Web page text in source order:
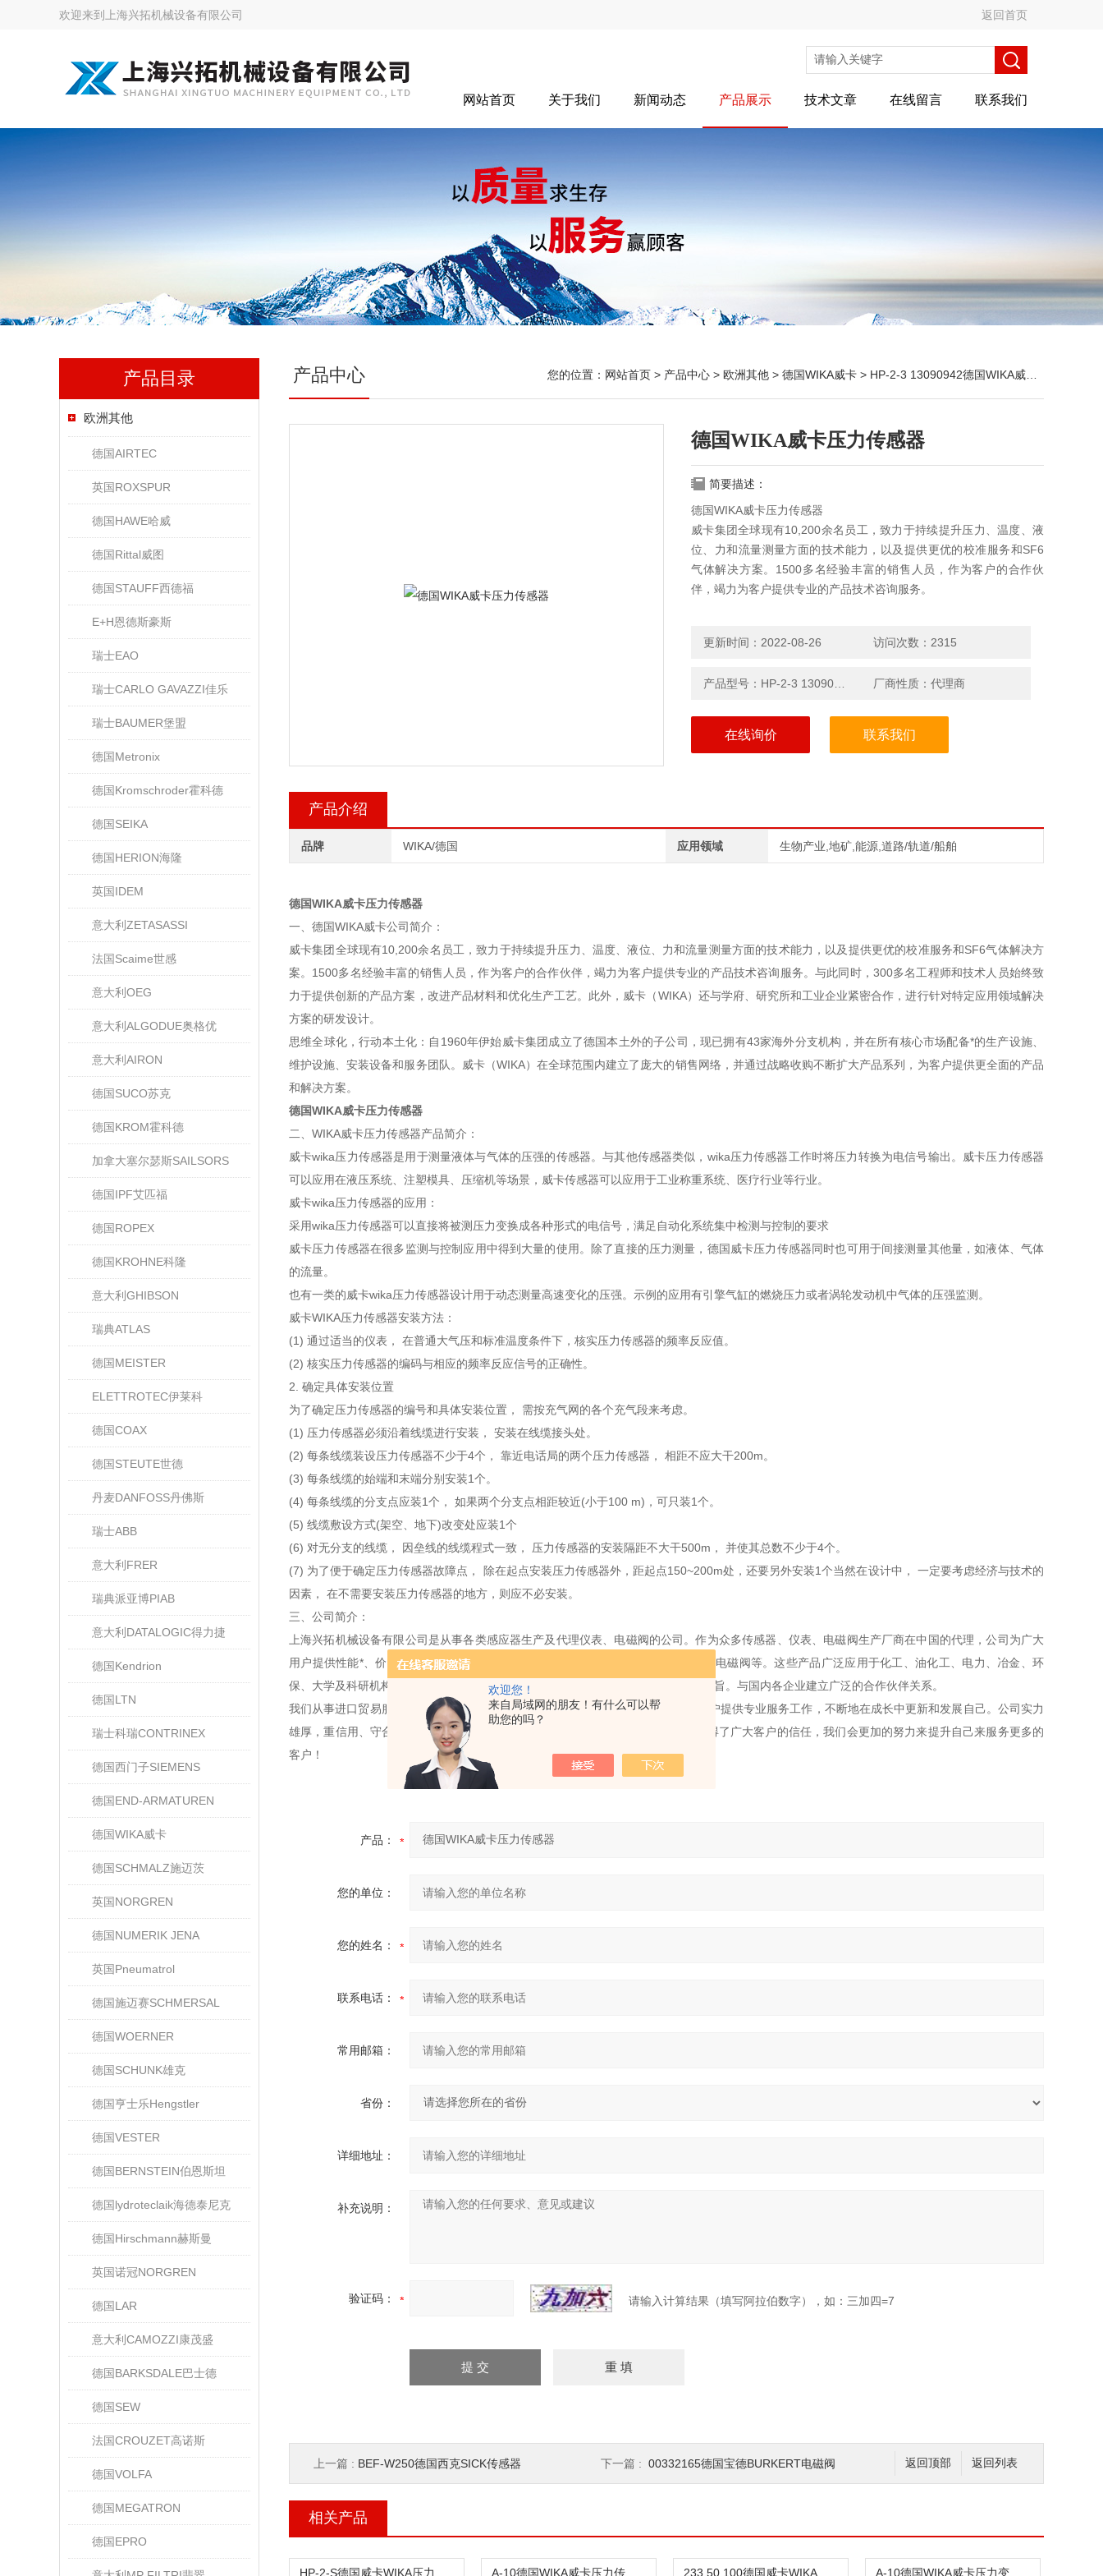
欢迎您！
来自局域网的朋友！有什么可以帮
助您的吗？
欢迎来到 上海兴拓机械设备有限公司 返回首页
网站首页 关于我们 新闻动态 产品展示 技术文章 在线留言 联系我们
产品目录
欧洲其他
德国AIRTEC
英国ROXSPUR
德国HAWE哈威
德国Rittal威图
德国STAUFF西德福
E+H恩德斯豪斯
瑞士EAO
瑞士CARLO GAVAZZI佳乐
瑞士BAUMER堡盟
德国Metronix
德国Kromschroder霍科德
德国SEIKA
德国HERION海隆
英国IDEM
意大利ZETASASSI
法国Scaime世感
意大利OEG
意大利ALGODUE奥格优
意大利AIRON
德国SUCO苏克
德国KROM霍科德
加拿大塞尔瑟斯SAILSORS
德国IPF艾匹福
德国ROPEX
德国KROHNE科隆
意大利GHIBSON
瑞典ATLAS
德国MEISTER
ELETTROTEC伊莱科
德国COAX
德国STEUTE世德
丹麦DANFOSS丹佛斯
瑞士ABB
意大利FRER
瑞典派亚博PIAB
意大利DATALOGIC得力捷
德国Kendrion
德国LTN
瑞士科瑞CONTRINEX
德国西门子SIEMENS
德国END-ARMATUREN
德国WIKA威卡
德国SCHMALZ施迈茨
英国NORGREN
德国NUMERIK JENA
英国Pneumatrol
德国施迈赛SCHMERSAL
德国WOERNER
德国SCHUNK雄克
德国亨士乐Hengstler
德国VESTER
德国BERNSTEIN伯恩斯坦
德国lydroteclaik海德泰尼克
德国Hirschmann赫斯曼
英国诺冠NORGREN
德国LAR
意大利CAMOZZI康茂盛
德国BARKSDALE巴士德
德国SEW
法国CROUZET高诺斯
德国VOLFA
德国MEGATRON
德国EPRO
产品中心 您的位置： 网站首页 > 产品中心 > 欧洲其他 > 德国WIKA威卡 > HP-2-3 13090942德国WIKA威卡压力传感器
德国WIKA威卡压力传感器
简要描述：
德国WIKA威卡压力传感器
威卡集团全球现有10,200余名员工，致力于持续提升压力、温度、液
位、力和流量测量方面的技术能力，以及提供更优的校准服务和SF6
气体解决方案。1500多名经验丰富的销售人员，作为客户的合作伙
伴，竭力为客户提供专业的产品技术咨询服务。
更新时间：2022-08-26 访问次数：2315
厂商性质：代理商
在线询价 联系我们
产品介绍
品牌 WIKA/德国 应用领域 生物产业,地矿,能源,道路/轨道/船舶
德国WIKA威卡压力传感器
一、德国WIKA威卡公司简介：
威卡集团全球现有10,200余名员工，致力于持续提升压力、温度、液位、力和流量测量方面的技术能力，以及提供更优的校准服务和SF6气体解决方
案。1500多名经验丰富的销售人员，作为客户的合作伙伴，竭力为客户提供专业的产品技术咨询服务。与此同时，300多名工程师和技术人员始终致
力于提供创新的产品方案，改进产品材料和优化生产工艺。此外，威卡（WIKA）还与学府、研究所和工业企业紧密合作，进行针对特定应用领域解决
方案的研发设计。
思维全球化，行动本土化：自1960年伊始威卡集团成立了德国本土外的子公司，现已拥有43家海外分支机构，并在所有核心市场配备*的生产设施、
维护设施、安装设备和服务团队。威卡（WIKA）在全球范围内建立了庞大的销售网络，并通过战略收购不断扩大产品系列，为客户提供更全面的产品
和解决方案。
德国WIKA威卡压力传感器
二、WIKA威卡压力传感器产品简介：
威卡wika压力传感器是用于测量液体与气体的压强的传感器。与其他传感器类似，wika压力传感器工作时将压力转换为电信号输出。威卡压力传感器
可以应用在液压系统、注塑模具、压缩机等场景，威卡传感器可以应用于工业称重系统、医疗行业等行业。
威卡wika压力传感器的应用：
采用wika压力传感器可以直接将被测压力变换成各种形式的电信号，满足自动化系统集中检测与控制的要求
威卡压力传感器在很多监测与控制应用中得到大量的使用。除了直接的压力测量，德国威卡压力传感器同时也可用于间接测量其他量，如液体、气体
的流量。
也有一类的威卡wika压力传感器设计用于动态测量高速变化的压强。示例的应用有引擎气缸的燃烧压力或者涡轮发动机中气体的压强监测。
威卡WIKA压力传感器安装方法：
(1) 通过适当的仪表， 在普通大气压和标准温度条件下，核实压力传感器的频率反应值。
(2) 核实压力传感器的编码与相应的频率反应信号的正确性。
2. 确定具体安装位置
为了确定压力传感器的编号和具体安装位置， 需按充气网的各个充气段来考虑。
(1) 压力传感器必须沿着线缆进行安装， 安装在线缆接头处。
(2) 每条线缆装设压力传感器不少于4个， 靠近电话局的两个压力传感器， 相距不应大干200m。
(3) 每条线缆的始端和末端分别安装1个。
(4) 每条线缆的分支点应装1个， 如果两个分支点相距较近(小于100 m)，可只装1个。
(5) 线缆敷设方式(架空、地下)改变处应装1个
(6) 对无分支的线缆， 因垒线的线缆程式一致， 压力传感器的安装隔距不大干500m， 并使其总数不少于4个。
(7) 为了便于确定压力传感器故障点， 除在起点安装压力传感器外，距起点150~200m处，还要另外安装1个当然在设计中， 一定要考虑经济与技术的
因素， 在不需要安装压力传感器的地方，则应不必安装。
三、公司简介：
上海兴拓机械设备有限公司是从事各类感应器生产及代理仪表、电磁阀的公司。作为众多传感器、仪表、电磁阀生产厂商在中国的代理，公司为广大
用户提供性能*、价格合理的传感器、仪表、电磁阀产品。主要包括传感器、仪表、电磁阀等。这些产品广泛应用于化工、油化工、电力、冶金、环
保、大学及科研机构。可满足不用户的不同产品需求。公司以保证良好的服务这为宗旨。与国内各企业建立广泛的合作伙伴关系。
我们从事进口贸易服务多年，有着丰富的实践经验与*的专业技术，长期致力于为客户提供专业服务工作，不断地在成长中更新和发展自己。公司实力
雄厚，重信用、守合同、保证产品质量，以多品种经营特色和薄利多销的原则，赢得了广大客户的信任，我们会更加的努力来提升自己来服务更多的
客户！
产品：
您的单位：
您的姓名：
联系电话：
常用邮箱：
省份：
详细地址：
补充说明：
验证码： 请输入计算结果（填写阿拉伯数字），如：三加四=7
返回列表
返回顶部
上一篇 : BEF-W250德国西克SICK传感器 下一篇 : 00332165德国宝德BURKERT电磁阀
相关产品